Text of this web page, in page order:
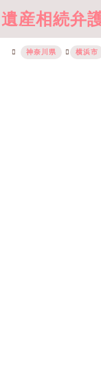
遺産相続弁
神奈川県 横浜市